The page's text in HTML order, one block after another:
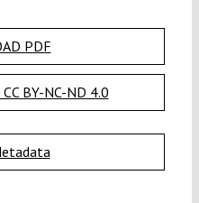
PDF
BY-NC-ND 4.0